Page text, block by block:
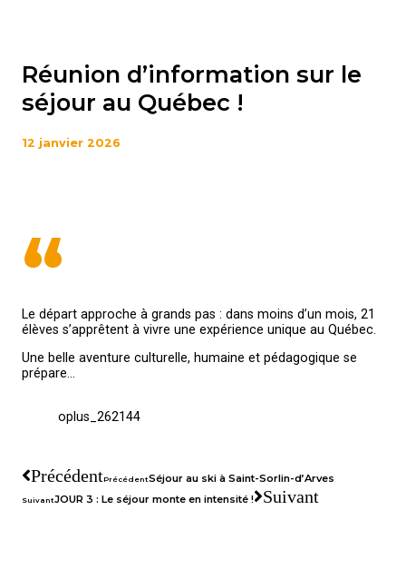
Réunion d’information sur le
séjour au Québec !
12 janvier 2026
“
Le départ approche à grands pas : dans moins d’un mois, 21
élèves s’apprêtent à vivre une expérience unique au Québec.
Une belle aventure culturelle, humaine et pédagogique se
prépare…
oplus_262144
PrécédentPrécédentSéjour au ski à Saint-Sorlin-d’Arves
SuivantJOUR 3 : Le séjour monte en intensité ! Suivant